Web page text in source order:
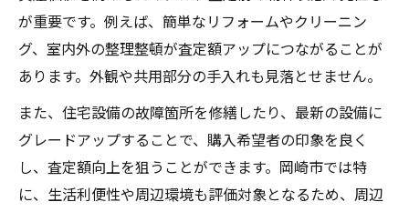
が重要です。例えば、簡単なリフォームやクリーニン
グ、室内外の整理整頓が査定額アップにつながることが
あります。外観や共用部分の手入れも見落とせません。
また、住宅設備の故障箇所を修繕したり、最新の設備に
グレードアップすることで、購入希望者の印象を良く
し、査定額向上を狙うことができます。岡崎市では特
に、生活利便性や周辺環境も評価対象となるため、周辺